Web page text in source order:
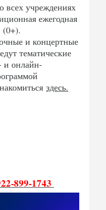
всех учреждениях
ежегодная
(0+).
и концертные
тематические
и онлайн-
здесь.
899-1743